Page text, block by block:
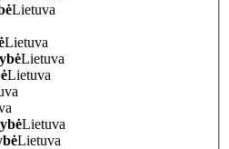
Lietuva
Lietuva
Lietuva
Lietuva
Lietuva
Lietuva